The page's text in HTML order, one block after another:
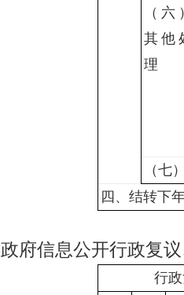
（六）
其他
理
（七
四、结转下
政府信息公开行政复
行